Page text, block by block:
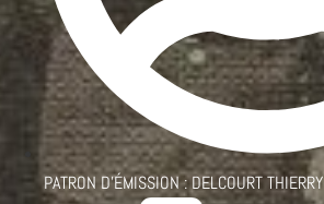
PATRON D'ÉMISSION :DELCOURT THIERRY